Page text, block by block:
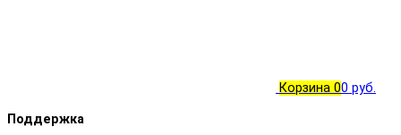
Корзина 00 руб.
Поддержка